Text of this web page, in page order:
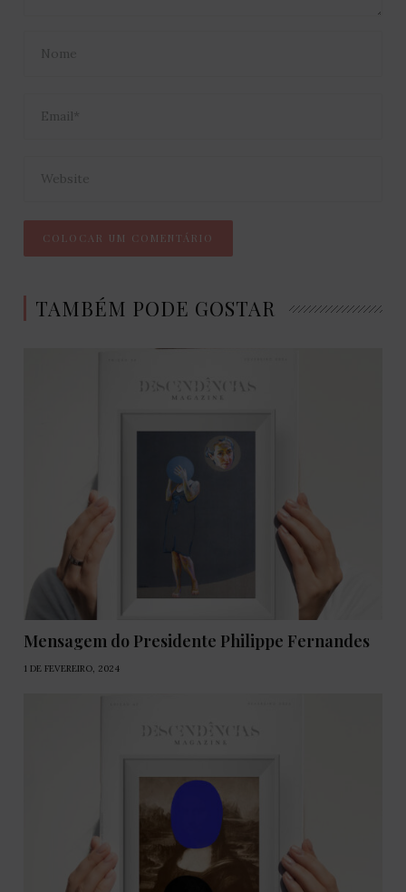
TAMBÉM PODE GOSTAR
Mensagem do Presidente Philippe Fernandes
1 DE FEVEREIRO, 2024